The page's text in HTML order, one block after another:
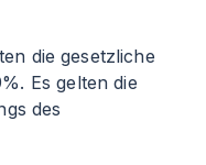
die gesetzliche
Es gelten die
des